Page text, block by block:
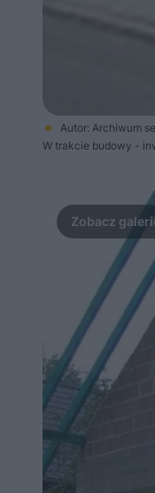
Autor: Archiwum
W trakcie budowy -